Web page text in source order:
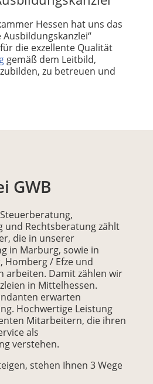
Hessen hat uns das
Ausbildungskanzlei“
die exzellente Qualität
gemäß dem Leitbild,
zu betreuen und
GWB
Rechtsberatung zählt
die in unserer
in Marburg, sowie in
Homberg / Efze und
arbeiten. Damit zählen wir
in Mittelhessen.
erwarten
Hochwertige Leistung
Mitarbeitern, die ihren
als
verstehen.
stehen Ihnen 3 Wege